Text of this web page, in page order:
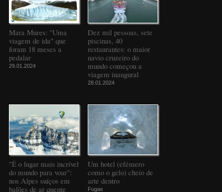
Mara Mures: "Uma
viagem de ida" que
foram 18 meses a
pedalar
29.01.2024
Dez mil pessoas, sete
piscinas, 40
restaurantes: o maior
navio cruzeiro do
mundo começou a
viagem inaugural
28.01.2024
"É o lugar mais incrível
do mundo para voar":
nos Alpes suíços em
balões de ar quente
Um hotel (efémero
como o gelo) cheio de
arte dentro
Fugas